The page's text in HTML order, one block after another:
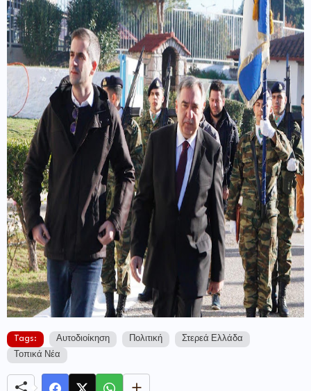
Tags: Αυτοδιοίκηση Πολιτική
Στερεά Ελλάδα
Τοπικά Νέα